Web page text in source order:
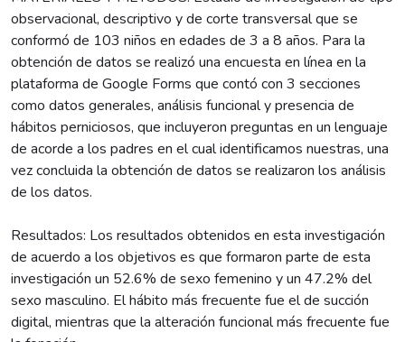
observacional, descriptivo y de corte transversal que se
conformó de 103 niños en edades de 3 a 8 años. Para la
obtención de datos se realizó una encuesta en línea en la
plataforma de Google Forms que contó con 3 secciones
como datos generales, análisis funcional y presencia de
hábitos perniciosos, que incluyeron preguntas en un lenguaje
de acorde a los padres en el cual identificamos nuestras, una
vez concluida la obtención de datos se realizaron los análisis
de los datos.
Resultados: Los resultados obtenidos en esta investigación
de acuerdo a los objetivos es que formaron parte de esta
investigación un 52.6% de sexo femenino y un 47.2% del
sexo masculino. El hábito más frecuente fue el de succión
digital, mientras que la alteración funcional más frecuente fue